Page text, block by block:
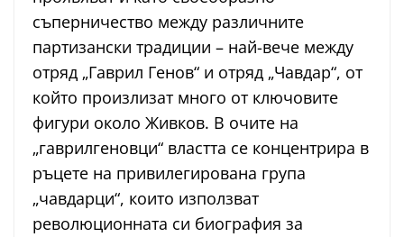
съперничество между различните
партизански традиции – най-вече между
отряд „Гаврил Генов“ и отряд „Чавдар“, от
който произлизат много от ключовите
фигури около Живков. В очите на
„гаврилгеновци“ властта се концентрира в
ръцете на привилегирована група
„чавдарци“, които използват
революционната си биография за